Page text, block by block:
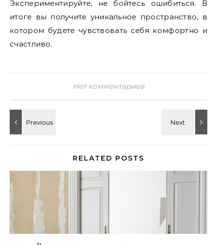
Экспериментируйте, не бойтесь ошибиться. В
итоге вы получите уникальное пространство, в
котором будете чувствовать себя комфортно и
счастливо.
Нет комментариев
RELATED POSTS